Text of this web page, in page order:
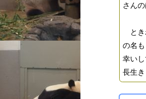
さん
とき
の名
幸い
長生